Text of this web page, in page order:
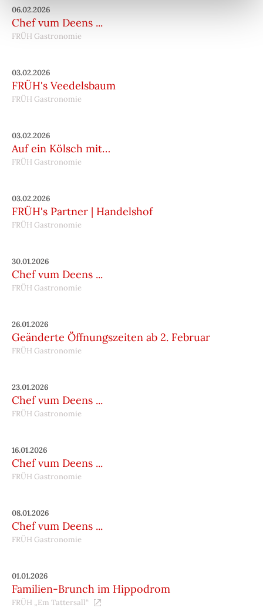
06.02.2026
Chef vum Deens ...
FRÜH Gastronomie
03.02.2026
FRÜH's Veedelsbaum
FRÜH Gastronomie
03.02.2026
Auf ein Kölsch mit…
FRÜH Gastronomie
03.02.2026
FRÜH's Partner | Handelshof
FRÜH Gastronomie
30.01.2026
Chef vum Deens ...
FRÜH Gastronomie
26.01.2026
Geänderte Öffnungszeiten ab 2. Februar
FRÜH Gastronomie
23.01.2026
Chef vum Deens ...
FRÜH Gastronomie
16.01.2026
Chef vum Deens ...
FRÜH Gastronomie
08.01.2026
Chef vum Deens ...
FRÜH Gastronomie
01.01.2026
Familien-Brunch im Hippodrom
FRÜH „Em Tattersall“